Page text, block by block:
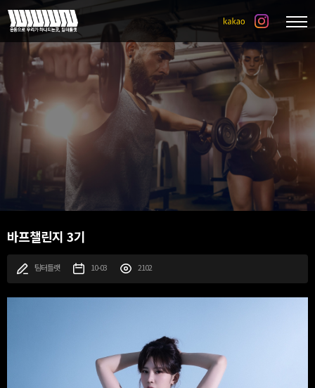
바프챌린지 3기
팀터틀랫 10-03 2102